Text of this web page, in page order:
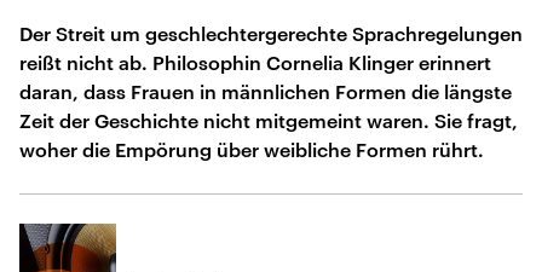
Der Streit um geschlechtergerechte Sprachregelungen
reißt nicht ab. Philosophin Cornelia Klinger erinnert
daran, dass Frauen in männlichen Formen die längste
Zeit der Geschichte nicht mitgemeint waren. Sie fragt,
woher die Empörung über weibliche Formen rührt.